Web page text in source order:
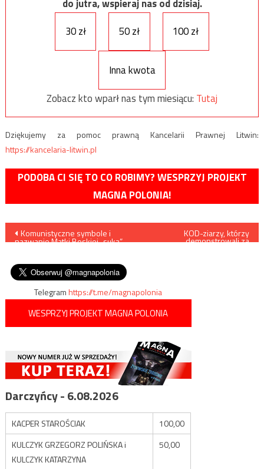
do jutra, wspieraj nas od dzisiaj.
30 zł
50 zł 100 zł
Inna kwota
Zobacz kto wparł nas tym miesiącu: Tutaj
Dziękujemy za pomoc prawną Kancelarii Prawnej Litwin:
https://kancelaria-litwin.pl
PODOBA CI SIĘ TO CO ROBIMY? WESPRZYJ PROJEKT
MAGNA POLONIA!
Nawigacja
wpisu
Komunistyczne symbole i
nazwanie Matki Boskiej „suką”
KOD-ziarzy, którzy
demonstrowali za
Telegramhttps://t.me/magnapolonia
WESPRZYJ PROJEKT MAGNA POLONIA
Darczyńcy - 6.08.2026
KACPER STAROŚCIAK
100,00
KULCZYK GRZEGORZ POLIŃSKA i
KULCZYK KATARZYNA
50,00